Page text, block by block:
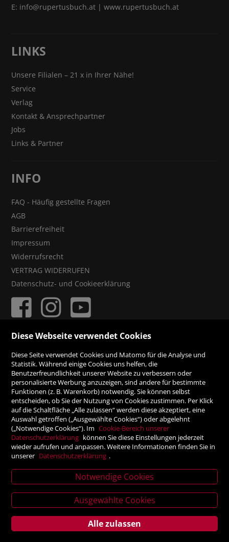
letter
E: info@rupertusbuch.at |www.rupertusbuch.at
LINKS
Unsere Filialen – 21 x in Ihrer Nähe!
Service
Verlag
Kontakt & Ansprechpartner
Jobs
Links & Partner
INFO
FAQ - Häufig gestellte Fragen
AGB
Barrierefreiheit
Impressum
Widerrufsrecht
VERTRAG WIDERRUFEN
Datenschutz- und Cookieerklärung
Rechnung
Vorauskasse
SICHER ONLINE SHOPPEN!
Diese Webseite verwendet Cookies
Diese Seite verwendet Cookies und Matomo für die Analyse und
Statistik. Während einige Cookies uns helfen, die
Benutzerfreundlichkeit unserer Website zu verbessern oder
personalisierte Werbung anzuzeigen, sind andere für bestimmte
Funktionen (z. B. Warenkorb) notwendig. Sie können selbst
entscheiden, ob Sie der Nutzung von Cookies zustimmen. Per Klick
auf die Schaltfläche „Alle zulassen“ werden diese akzeptiert, eine
Auswahl getroffen („Ausgewählte Cookies“) oder abgelehnt
(„Notwendige Cookies“). Im Cookie-Bereich unserer
Datenschutzerklärung können Sie diese Einstellungen jederzeit
wieder aufrufen und anpassen. Weitere Informationen finden Sie in
unserer Datenschutzerklärung .
Notwendige Cookies
Ausgewählte Cookies
Alle zulassen